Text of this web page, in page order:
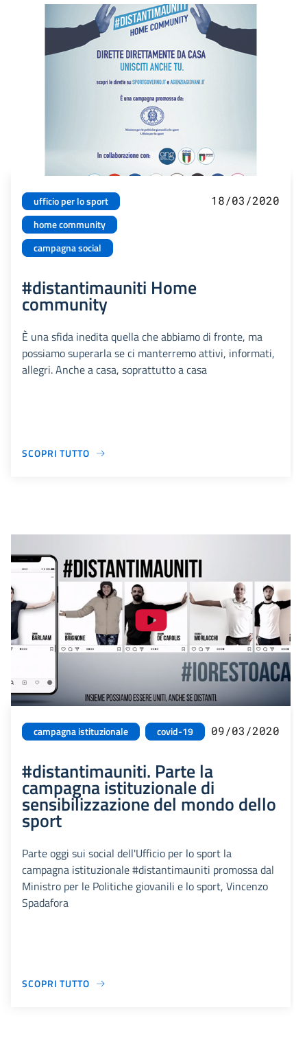
ufficio per lo sport
home community
campagna social
18/03/2020
#distantimauniti Home
community
È una sfida inedita quella che abbiamo di fronte, ma
possiamo superarla se ci manterremo attivi, informati,
allegri. Anche a casa, soprattutto a casa
SCOPRI TUTTO
campagna istituzionale covid-19 09/03/2020
#distantimauniti. Parte la
campagna istituzionale di
sensibilizzazione del mondo dello
sport
Parte oggi sui social dell'Ufficio per lo sport la
campagna istituzionale #distantimauniti promossa dal
Ministro per le Politiche giovanili e lo sport, Vincenzo
Spadafora
SCOPRI TUTTO